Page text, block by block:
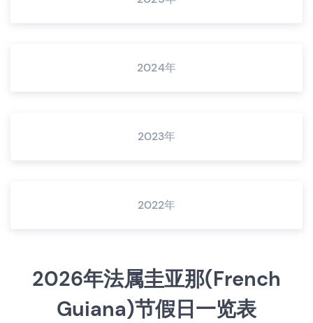
2024年
2023年
2022年
2026年法属圭亚那(French
Guiana)节假日一览表